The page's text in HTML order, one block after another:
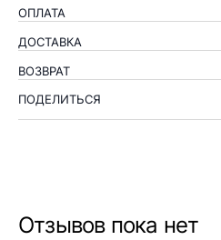
ОПЛАТА
ДОСТАВКА
ВОЗВРАТ
ПОДЕЛИТЬСЯ
Отзывов пока нет